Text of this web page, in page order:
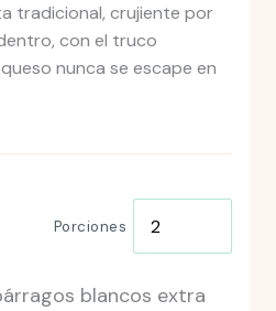
tradicional, crujiente por
con el truco
nunca se escape en
Porciones
blancos extra